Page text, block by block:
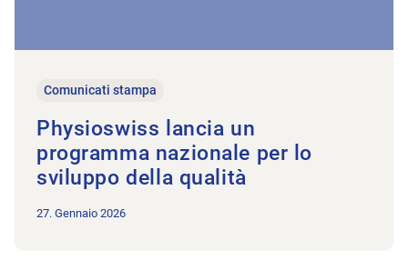
Comunicati stampa
Physioswiss lancia un
programma nazionale per lo
sviluppo della qualità
27. Gennaio 2026